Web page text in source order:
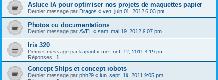
Astuce IA pour optimiser nos projets de maquettes papier
Dernier message par Dragos « ven. juin 01, 2012 6:03 pm
Photos ou documentations
Dernier message par AVEL « sam. mai 19, 2012 9:07 pm
Iris 320
Dernier message par kapout « mer. oct. 12, 2011 3:19 pm
Réponses : 1
Concept Ships et concept robots
Dernier message par phh29 « lun. sept. 19, 2011 9:05 pm